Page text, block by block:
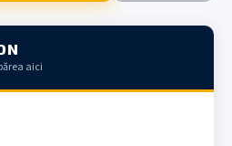
aici